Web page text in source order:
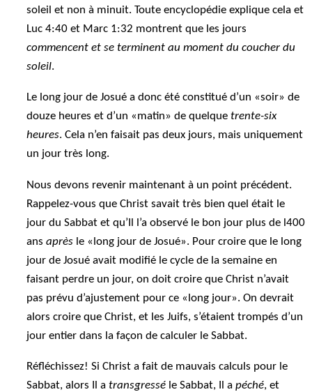
soleil et non à minuit. Toute encyclopédie explique cela et
Luc 4:40 et Marc 1:32 montrent que les jours
commencent et se terminent au moment du coucher du
soleil.
Le long jour de Josué a donc été constitué d’un «soir» de
douze heures et d’un «matin» de quelquetrente-six
heures. Cela n’en faisait pas deux jours, mais uniquement
un jour très long.
Nous devons revenir maintenant à un point précédent.
Rappelez-vous que Christ savait très bien quel était le
jour du Sabbat et qu’Il l’a observé le bon jour plus de l400
ansaprès le «long jour de Josué». Pour croire que le long
jour de Josué avait modifié le cycle de la semaine en
faisant perdre un jour, on doit croire que Christ n’avait
pas prévu d’ajustement pour ce «long jour». On devrait
alors croire que Christ, et les Juifs, s’étaient trompés d’un
jour entier dans la façon de calculer le Sabbat.
Réfléchissez! Si Christ a fait de mauvais calculs pour le
Sabbat, alors Il atransgressé le Sabbat, Il apéché, et